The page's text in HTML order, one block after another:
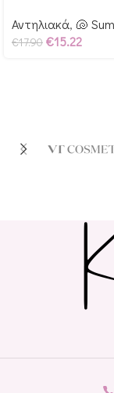
Αντηλιακά, 🐚
€17.90 €15.22